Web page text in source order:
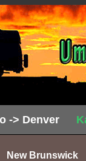
-> Denver
New Brunswick